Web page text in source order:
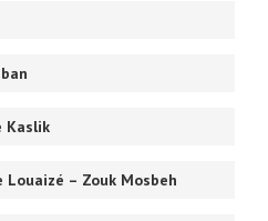
Kaslik
– Zouk Mosbeh